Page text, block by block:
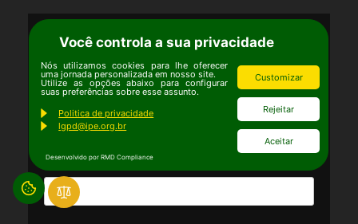
News IPÊ
Cadastre-se para ficar por dentro das novidades!
Email*
Você controla a sua privacidade
Nós utilizamos cookies para lhe oferecer
uma jornada personalizada em nosso site.
Utilize as opções abaixo para configurar
suas preferências sobre esse assunto.
Politica de privacidade
lgpd@ipe.org.br
Customizar
Rejeitar
Aceitar
Desenvolvido por RMD Compliance